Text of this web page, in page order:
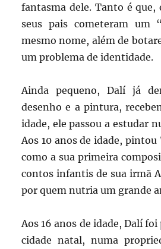
fantasma dele. Tanto é que,
seus pais cometeram um
mesmo nome, além de
um problema de identidade.
Ainda pequeno, Dalí já
desenho e a pintura,
idade, ele passou a estudar
Aos 10 anos de idade, pintou
como a sua primeira
contos infantis de sua irmã
por quem nutria um grande
Aos 16 anos de idade, Dalí
cidade natal, numa